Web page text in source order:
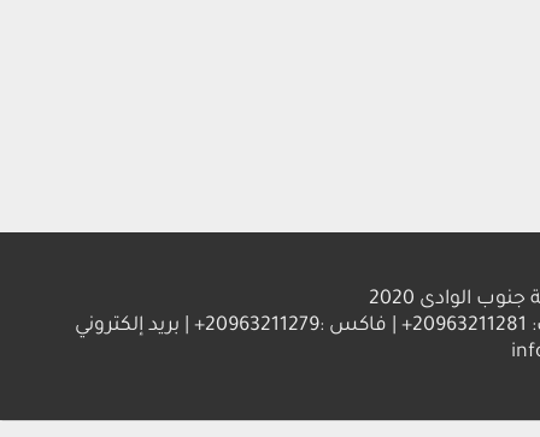
2020
العنوان : جامعة جنوب الوادي 83523 قنا - جمهورية مصر العربية | ت: 20963211281+ | فاكس :20963211279+ | بريد إلكتروني